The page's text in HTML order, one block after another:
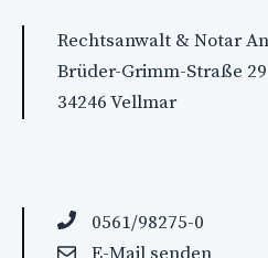
Rechtsanwalt & Notar
Brüder-Grimm-Straße 29
34246 Vellmar
0561/98275-0